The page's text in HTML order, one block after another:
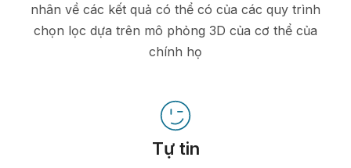
nhân về các kết quả có thể có của các quy trình
chọn lọc dựa trên mô phỏng 3D của cơ thể của
chính họ
Tự tin